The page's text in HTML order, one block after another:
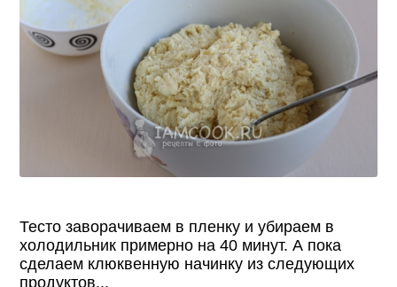
Тесто заворачиваем в пленку и убираем в
холодильник примерно на 40 минут. А пока
сделаем клюквенную начинку из следующих
продуктов...